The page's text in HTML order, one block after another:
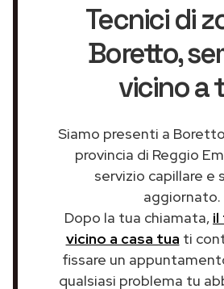
Tecnici di
Boretto,
vicino a
Siamo presenti a
provincia di Reggio
servizio capillare e
aggiornato.
Dopo la tua chiamata, il
vicino a casa tua ti
fissare un
qualsiasi problema tu